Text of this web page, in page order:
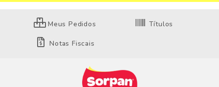
Meus Pedidos Títulos
Notas Fiscais